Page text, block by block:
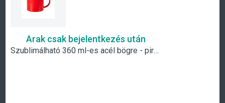
Árak csak bejelentkezés után
Szublimálható 360 ml-es acél bögre - piros